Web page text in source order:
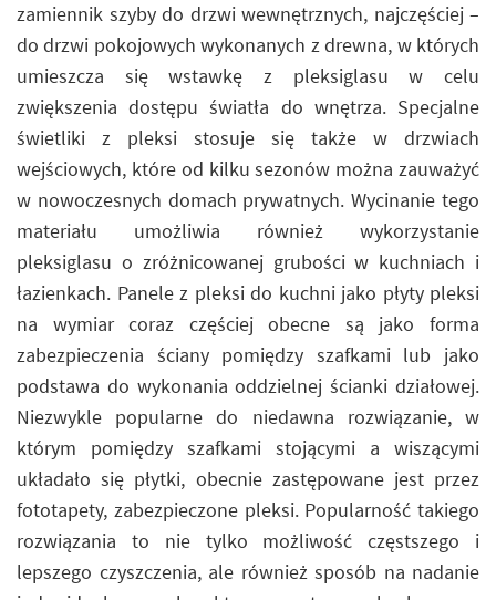
zamiennik szyby do drzwi wewnętrznych, najczęściej –
do drzwi pokojowych wykonanych z drewna, w których
umieszcza się wstawkę z pleksiglasu w celu
zwiększenia dostępu światła do wnętrza. Specjalne
świetliki z pleksi stosuje się także w drzwiach
wejściowych, które od kilku sezonów można zauważyć
w nowoczesnych domach prywatnych. Wycinanie tego
materiału umożliwia również wykorzystanie
pleksiglasu o zróżnicowanej grubości w kuchniach i
łazienkach. Panele z pleksi do kuchni jako płyty pleksi
na wymiar coraz częściej obecne są jako forma
zabezpieczenia ściany pomiędzy szafkami lub jako
podstawa do wykonania oddzielnej ścianki działowej.
Niezwykle popularne do niedawna rozwiązanie, w
którym pomiędzy szafkami stojącymi a wiszącymi
układało się płytki, obecnie zastępowane jest przez
fototapety, zabezpieczone pleksi. Popularność takiego
rozwiązania to nie tylko możliwość częstszego i
lepszego czyszczenia, ale również sposób na nadanie